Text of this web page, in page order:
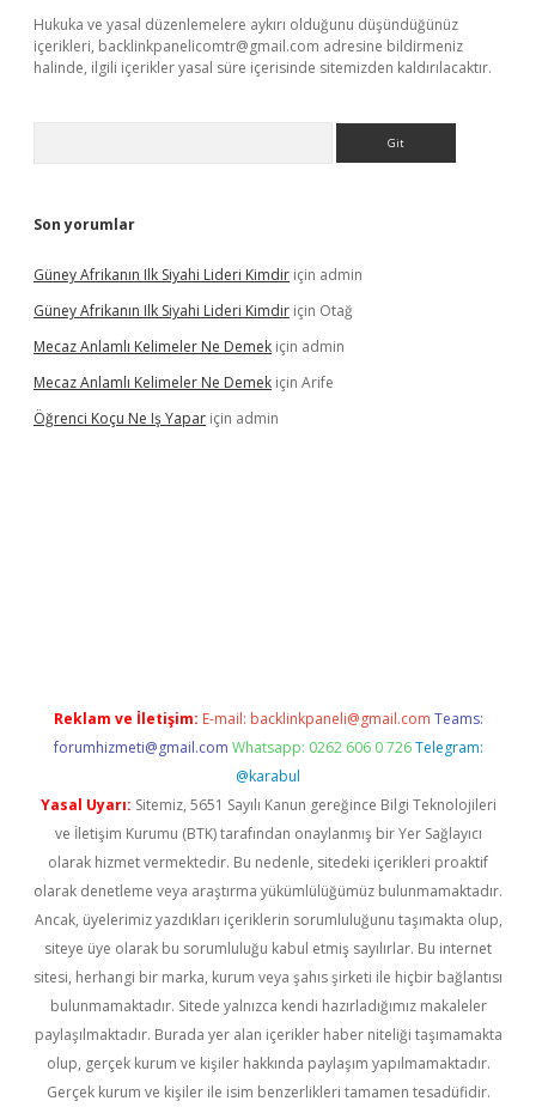
Hukuka ve yasal düzenlemelere aykırı olduğunu düşündüğünüz
içerikleri, backlinkpanelicomtr@gmail.com adresine bildirmeniz
halinde, ilgili içerikler yasal süre içerisinde sitemizden kaldırılacaktır.
Son yorumlar
Güney Afrikanın Ilk Siyahi Lideri Kimdir için admin
Güney Afrikanın Ilk Siyahi Lideri Kimdir için Otağ
Mecaz Anlamlı Kelimeler Ne Demek için admin
Mecaz Anlamlı Kelimeler Ne Demek için Arife
Öğrenci Koçu Ne Iş Yapar için admin
Reklam ve İletişim: E-mail: backlinkpaneli@gmail.com Teams:
forumhizmeti@gmail.com Whatsapp: 0262 606 0 726 Telegram:
@karabul
Yasal Uyarı: Sitemiz, 5651 Sayılı Kanun gereğince Bilgi Teknolojileri
ve İletişim Kurumu (BTK) tarafından onaylanmış bir Yer Sağlayıcı
olarak hizmet vermektedir. Bu nedenle, sitedeki içerikleri proaktif
olarak denetleme veya araştırma yükümlülüğümüz bulunmamaktadır.
Ancak, üyelerimiz yazdıkları içeriklerin sorumluluğunu taşımakta olup,
siteye üye olarak bu sorumluluğu kabul etmiş sayılırlar. Bu internet
sitesi, herhangi bir marka, kurum veya şahıs şirketi ile hiçbir bağlantısı
bulunmamaktadır. Sitede yalnızca kendi hazırladığımız makaleler
paylaşılmaktadır. Burada yer alan içerikler haber niteliği taşımamakta
olup, gerçek kurum ve kişiler hakkında paylaşım yapılmamaktadır.
Gerçek kurum ve kişiler ile isim benzerlikleri tamamen tesadüfidir.